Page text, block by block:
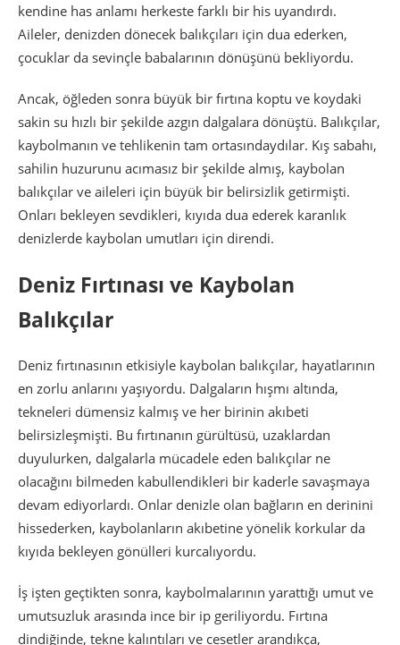
kendine has anlamı herkeste farklı bir his uyandırdı.
Aileler, denizden dönecek balıkçıları için dua ederken,
çocuklar da sevinçle babalarının dönüşünü bekliyordu.
Ancak, öğleden sonra büyük bir fırtına koptu ve koydaki
sakin su hızlı bir şekilde azgın dalgalara dönüştü. Balıkçılar,
kaybolmanın ve tehlikenin tam ortasındaydılar. Kış sabahı,
sahilin huzurunu acımasız bir şekilde almış, kaybolan
balıkçılar ve aileleri için büyük bir belirsizlik getirmişti.
Onları bekleyen sevdikleri, kıyıda dua ederek karanlık
denizlerde kaybolan umutları için direndi.
Deniz Fırtınası ve Kaybolan
Balıkçılar
Deniz fırtınasının etkisiyle kaybolan balıkçılar, hayatlarının
en zorlu anlarını yaşıyordu. Dalgaların hışmı altında,
tekneleri dümensiz kalmış ve her birinin akıbeti
belirsizleşmişti. Bu fırtınanın gürültüsü, uzaklardan
duyulurken, dalgalarla mücadele eden balıkçılar ne
olacağını bilmeden kabullendikleri bir kaderle savaşmaya
devam ediyorlardı. Onlar denizle olan bağların en derinini
hissederken, kaybolanların akıbetine yönelik korkular da
kıyıda bekleyen gönülleri kurcalıyordu.
İş işten geçtikten sonra, kaybolmalarının yarattığı umut ve
umutsuzluk arasında ince bir ip geriliyordu. Fırtına
dindiğinde, tekne kalıntıları ve cesetler arandıkça,